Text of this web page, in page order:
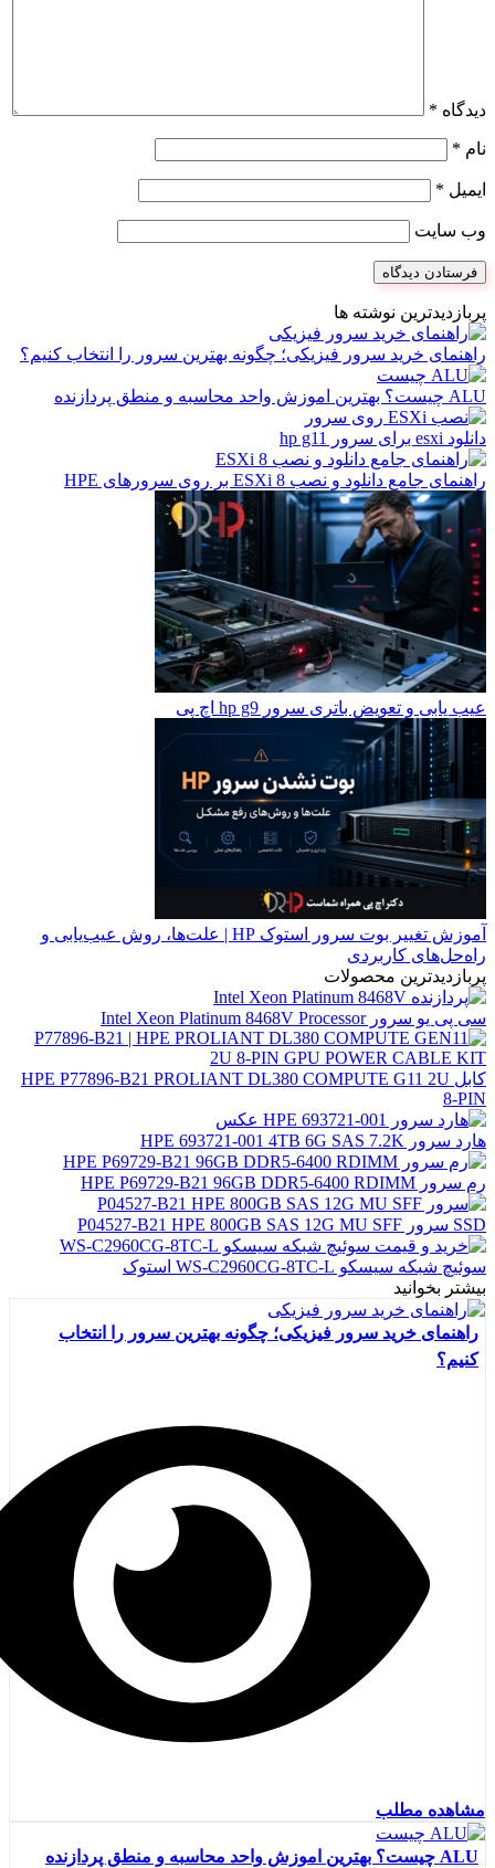
دیدگاه *
نام *
ایمیل *
وب‌ سایت
پربازدیدترین نوشته ها
راهنمای خرید سرور فیزیکی؛ چگونه بهترین سرور را انتخاب کنیم؟
ALU چیست؟ بهترین اموزش واحد محاسبه و منطق پردازنده
دانلود esxi برای سرور hp g11
راهنمای جامع دانلود و نصب ESXi 8 بر روی سرورهای HPE
عیب یابی و تعویض باتری سرور hp g9 اچ پی
آموزش تغییر بوت سرور استوک HP | علت‌ها، روش عیب‌یابی و
راه‌حل‌های کاربردی
پربازدیدترین محصولات
سی پی یو سرور Intel Xeon Platinum 8468V Processor
کابل HPE P77896-B21 PROLIANT DL380 COMPUTE G11 2U
8-PIN
هارد سرور HPE 693721-001 4TB 6G SAS 7.2K
رم سرور HPE P69729-B21 96GB DDR5-6400 RDIMM
SSD سرور P04527-B21 HPE 800GB SAS 12G MU SFF
سوئیچ شبکه سیسکو WS-C2960CG-8TC-L استوک
بیشتر بخوانید
راهنمای خرید سرور فیزیکی؛ چگونه بهترین سرور را انتخاب
کنیم؟
مشاهده مطلب
ALU چیست؟ بهترین اموزش واحد محاسبه و منطق پردازنده